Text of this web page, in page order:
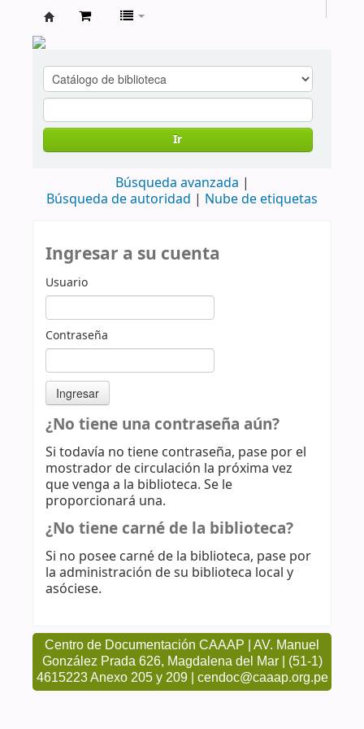
cendoc
Ir
Búsqueda avanzada
Búsqueda de autoridad
Nube de etiquetas
Ingresar a su cuenta
Usuario
Contraseña
¿No tiene una contraseña aún?
Si todavía no tiene contraseña, pase por el
mostrador de circulación la próxima vez
que venga a la biblioteca. Se le
proporcionará una.
¿No tiene carné de la biblioteca?
Si no posee carné de la biblioteca, pase por
la administración de su biblioteca local y
asóciese.
Centro de Documentación CAAAP | AV. Manuel
González Prada 626, Magdalena del Mar | (51-1)
4615223 Anexo 205 y 209 | cendoc@caaap.org.pe